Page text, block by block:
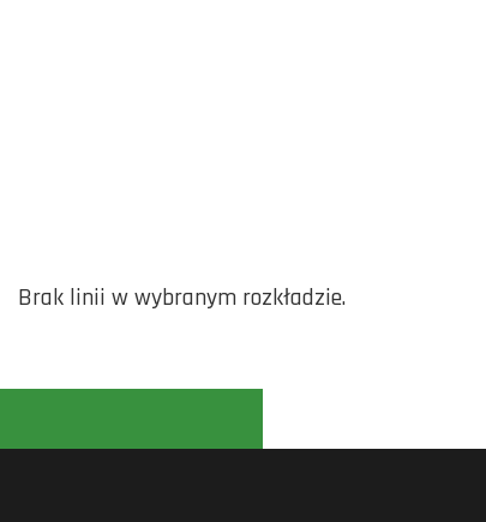
Brak linii w wybranym rozkładzie.